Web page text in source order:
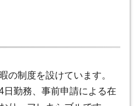
の制度を設けています。
勤務、事前申請による在